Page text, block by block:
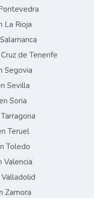
La Rioja
de Tenerife
Segovia
Sevilla
Soria
Teruel
Toledo
Valencia
Zamora